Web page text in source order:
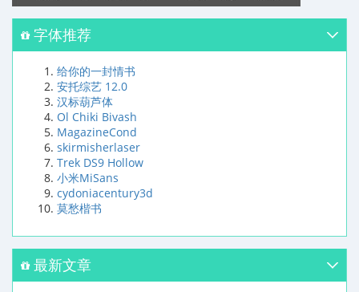
字体推荐
给你的一封情书
安托综艺 12.0
汉标葫芦体
Ol Chiki Bivash
MagazineCond
skirmisherlaser
Trek DS9 Hollow
小米MiSans
cydoniacentury3d
莫愁楷书
最新文章